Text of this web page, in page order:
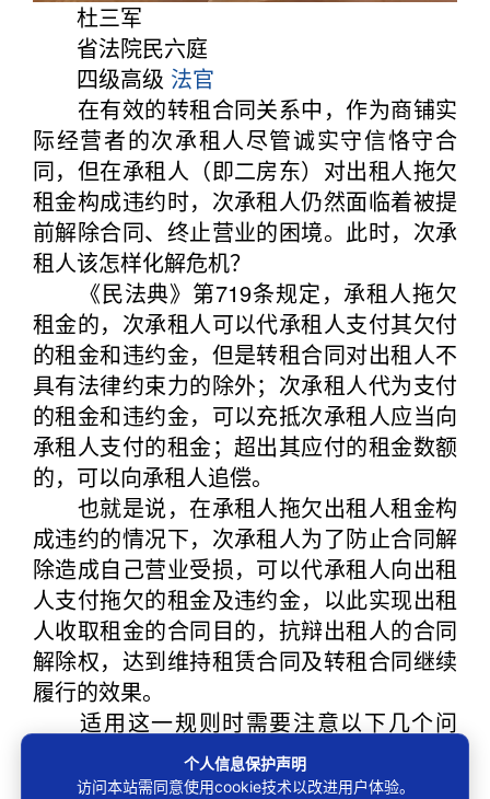
杜三军
省法院民六庭
四级高级 法官
在有效的转租合同关系中，作为商铺实
际经营者的次承租人尽管诚实守信恪守合
同，但在承租人（即二房东）对出租人拖欠
租金构成违约时，次承租人仍然面临着被提
前解除合同、终止营业的困境。此时，次承
租人该怎样化解危机？
《民法典》第719条规定，承租人拖欠
租金的，次承租人可以代承租人支付其欠付
的租金和违约金，但是转租合同对出租人不
具有法律约束力的除外；次承租人代为支付
的租金和违约金，可以充抵次承租人应当向
承租人支付的租金；超出其应付的租金数额
的，可以向承租人追偿。
也就是说，在承租人拖欠出租人租金构
成违约的情况下，次承租人为了防止合同解
除造成自己营业受损，可以代承租人向出租
人支付拖欠的租金及违约金，以此实现出租
人收取租金的合同目的，抗辩出租人的合同
解除权，达到维持租赁合同及转租合同继续
履行的效果。
适用这一规则时需要注意以下几个问
1.代付意思表示的明确性
个人信息保护声明
访问本站需同意使用cookie技术以改进用户体验。